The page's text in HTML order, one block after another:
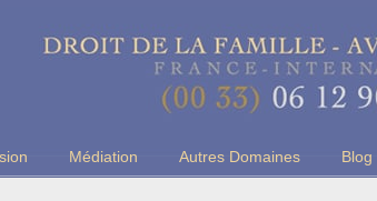
Médiation Autres Domaines Blog